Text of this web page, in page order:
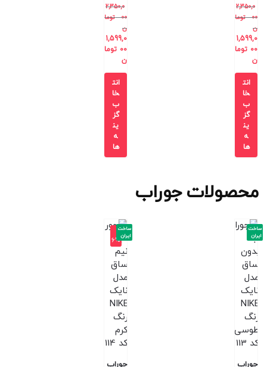
2,350,0
00
توما
ن
1,599,0
00 توما
ن
انت
خا
ب
گز
ین
ه
ها
2,350,0
00
توما
ن
1,599,0
00 توما
ن
انت
خا
ب
گز
ین
ه
ها
محصولات جوراب
جوراب
ساخت
ایران
-1
6%
جوراب
ساخت
ایران